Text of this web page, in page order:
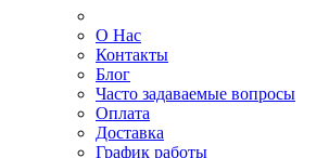
О Нас
Контакты
Блог
Часто задаваемые вопросы
Оплата
Доставка
График работы